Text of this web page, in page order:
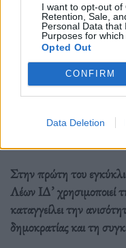
I want to opt-out of
Retention, Sale,
Personal Data that
Purposes for which
Opted Out
CONFIRM
Data Deletion
Διεθνή
Ο Πάπας Λέων
Τεχνητή
συγκέντρωση
Στην πρώτη του
Λέων ΙΔ’ χρησιμοποιεί
καταγγείλει την
δημοκρατίας και τη